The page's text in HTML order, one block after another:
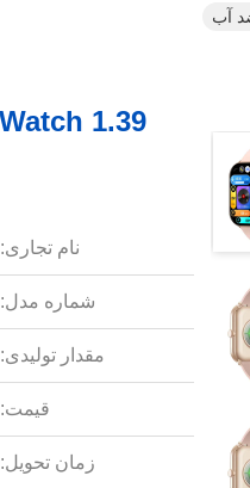
نام تجاری:
شماره مدل:
مقدار تولیدی:
قیمت:
زمان تحویل: